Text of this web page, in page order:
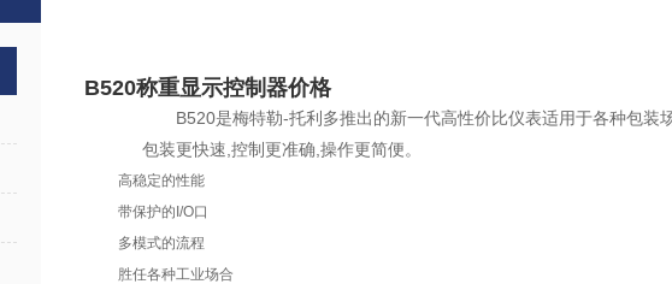
B520称重显示控制器价格
B520是梅特勒-托利多推出的新一代高性价比仪表适用于各种包装场
包装更快速,控制更准确,操作更简便。
高稳定的性能
带保护的 I/O口
多模式的流程
胜任各种工业场合